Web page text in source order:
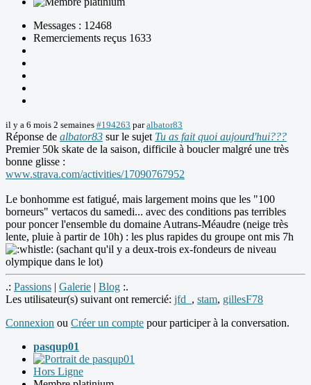
Messages : 12468
Remerciements reçus 1633
il y a 6 mois 2 semaines #194263 paralbator83
Réponse de albator83 sur le sujet Tu as fait quoi aujourd'hui???
Premier 50k skate de la saison, difficile à boucler malgré une très
bonne glisse :
www.strava.com/activities/17090767952
Le bonhomme est fatigué, mais largement moins que les "100
borneurs" vertacos du samedi... avec des conditions pas terribles
pour poncer l'ensemble du domaine Autrans-Méaudre (neige très
lente, pluie à partir de 10h) : les plus rapides du groupe ont mis 7h
(sachant qu'il y a deux-trois ex-fondeurs de niveau
olympique dans le lot)
.: Passions | Galerie | Blog :.
Les utilisateur(s) suivant ont remercié: jfd_ , stam, gillesF78
Connexion ou Créer un compte pour participer à la conversation.
pasqup01
Hors Ligne